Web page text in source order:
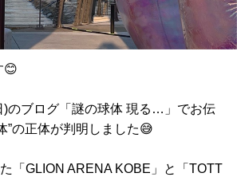
😊
)のブログ「謎の球体 現る…」でお伝
”の正体が判明しました😅
「GLION ARENA KOBE」と「TOTT